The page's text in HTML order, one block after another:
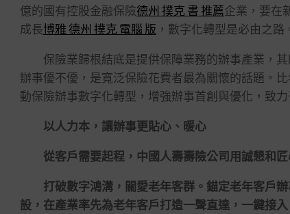
億的國有控股金融保險德州 撲克 書 推薦企業，要在
成長博雅 德州 撲克 電腦 版 ，數字化轉型是必由之路
保險業歸根結底是提供保障業務的辦事產業，其
辦事優不優，是寬泛保險花費者最為關懷的話題。
動保險辦事數字化轉型，增強辦事首創與優化，致
以人力本，讓辦事更貼心、暖心
從客戶需要起程，中國人壽壽險公司用誠懇和匠
打破數字鴻溝，關愛老年客群。錨定老年客戶辦
設，在產業率先為老年客戶打造一聲直達，一鍵接